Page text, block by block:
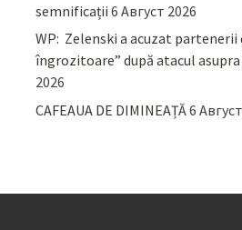
semnificații 6 Август 2026
WP: Zelenski a acuzat partenerii
îngrozitoare” după atacul
2026
CAFEAUA DE DIMINEAȚĂ6